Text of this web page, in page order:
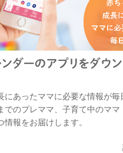
にあったママに必要な情報が毎
でのプレママ、子育て中のママ
情報をお届けします。